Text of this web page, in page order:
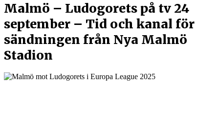
Malmö – Ludogorets på tv 24
september – Tid och kanal för
sändningen från Nya Malmö
Stadion